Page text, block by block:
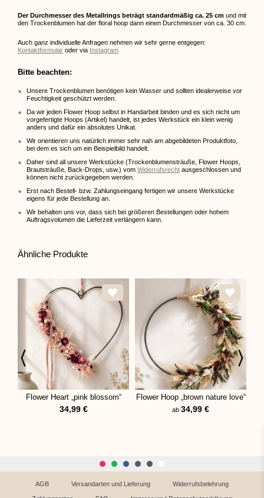
Der Durchmesser des Metallrings beträgt standardmäßig ca. 25 cm und mit
den Trockenblumen hat der floral hoop dann einen Durchmesser von ca. 30 cm.
Auch ganz individuelle Anfragen nehmen wir sehr gerne entgegen:
Kontaktformular oder via Instagram
Bitte beachten:
Unsere Trockenblumen benötigen kein Wasser und sollten idealerweise vor
Feuchtigkeit geschützt werden.
Da wir jeden Flower Hoop selbst in Handarbeit binden und es sich nicht um
vorgefertigte Hoops (Artikel) handelt, ist jedes Werkstück ein klein wenig
anders und dafür ein absolutes Unikat.
Wir orientieren uns natürlich immer sehr nah am abgebildeten Produktfoto,
bei dem es sich um ein Beispielbild handelt.
Daher sind all unsere Werkstücke (Trockenblumensträuße, Flower Hoops,
Brautsträuße, Back-Drops, usw.) vom Widerrufsrecht ausgeschlossen und
können nicht zurückgegeben werden.
Erst nach Bestell- bzw. Zahlungseingang fertigen wir unsere Werkstücke
eigens für jede Bestellung an.
Wir behalten uns vor, dass sich bei größeren Bestellungen oder hohem
Auftragsvolumen die Lieferzeit verlängern kann.
Ähnliche Produkte
Flower Heart „pink blossom“
34,99 €
Flower Hoop „brown nature love“
ab 34,99 €
AGB Versandarten und Lieferung Widerrufsbelehrung